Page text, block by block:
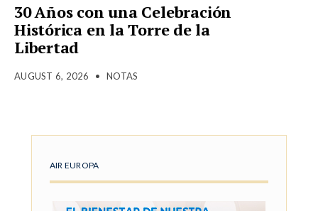
30 Años con una Celebración
Histórica en la Torre de la
Libertad
AUGUST 6, 2026 • NOTAS
AIR EUROPA